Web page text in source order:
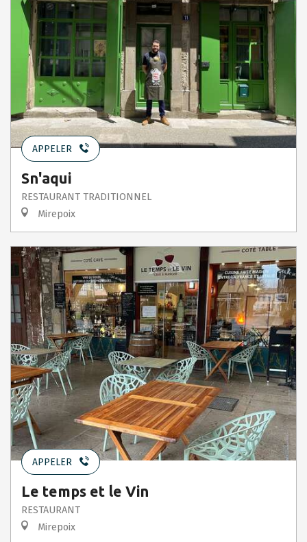
APPELER
Sn'aqui
RESTAURANT TRADITIONNEL
Mirepoix
APPELER
Le temps et le Vin
RESTAURANT
Mirepoix